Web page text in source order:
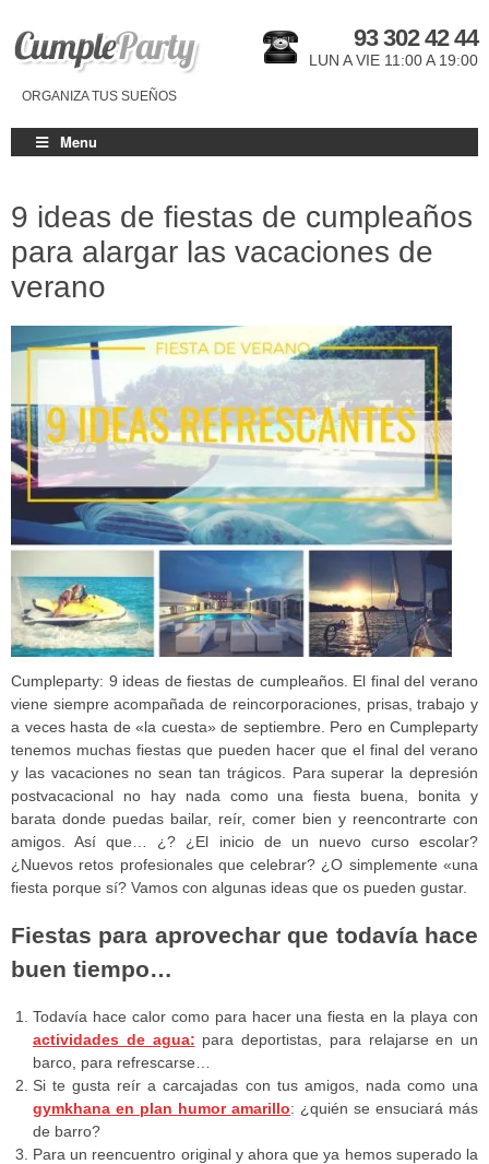
ORGANIZA TUS SUEÑOS
93 302 42 44
LUN A VIE 11:00 A 19:00
Menu
9 ideas de fiestas de cumpleaños
para alargar las vacaciones de
verano
Cumpleparty: 9 ideas de fiestas de cumpleaños. El final del verano
viene siempre acompañada de reincorporaciones, prisas, trabajo y
a veces hasta de «la cuesta» de septiembre. Pero en Cumpleparty
tenemos muchas fiestas que pueden hacer que el final del verano
y las vacaciones no sean tan trágicos. Para superar la depresión
postvacacional no hay nada como una fiesta buena, bonita y
barata donde puedas bailar, reír, comer bien y reencontrarte con
amigos. Así que… ¿? ¿El inicio de un nuevo curso escolar?
¿Nuevos retos profesionales que celebrar? ¿O simplemente «una
fiesta porque sí? Vamos con algunas ideas que os pueden gustar.
Fiestas para aprovechar que todavía hace
buen tiempo…
Todavía hace calor como para hacer una fiesta en la playa con
actividades de agua: para deportistas, para relajarse en un
barco, para refrescarse…
Si te gusta reír a carcajadas con tus amigos, nada como una
gymkhana en plan humor amarillo: ¿quién se ensuciará más
de barro?
Para un reencuentro original y ahora que ya hemos superado la